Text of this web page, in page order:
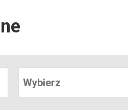
Wybierz